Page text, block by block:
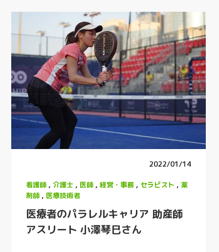
2022/01/14
看護師 , 介護士 , 医師 , 経営・事務 , セラピスト , 薬
剤師 , 医療技術者
医療者のパラレルキャリア 助産師
アスリート 小澤琴巳さん